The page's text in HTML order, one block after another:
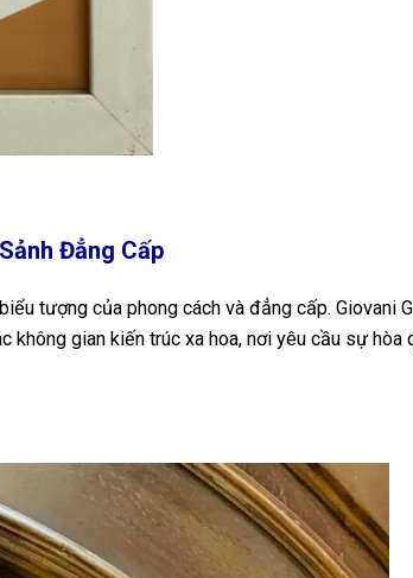
Đẳng Cấp
tượng của phong cách và đẳng cấp. Giovani
gian kiến trúc xa hoa, nơi yêu cầu sự hòa